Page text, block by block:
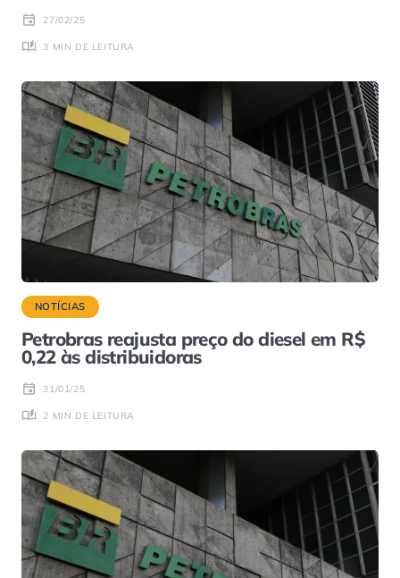
27/02/25
3 MIN DE LEITURA
NOTÍCIAS
Petrobras reajusta preço do diesel em R$
0,22 às distribuidoras
31/01/25
2 MIN DE LEITURA